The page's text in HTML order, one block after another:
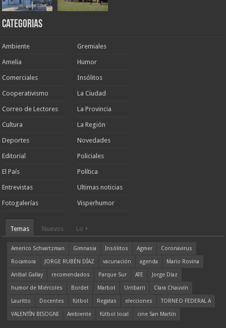
Categorias
Ambiente
Amelia
Comerciales
Cooperativismo
Correo de Lectores
Cultura
Deportes
Editorial
El País
Entrevistas
Fotogalerías
Gremiales
Humor
Insólitos
La Ciudad
La Provincia
La Región
Novedades
Policiales
Política
Ultimas noticias
Visperhumor
Temas Nuevos Lo +
Americo Schvartzman Gimnasia Insólitos Agmer
Coronavirus
Rocamora
JORGE RUBÉN DÍAZ vacunación agenda
Mario Rovina
Aníbal Gallay
recomendados Parque Sur ATE
Jorge Díaz
humor de Miércoles
Bordet Marbot Urribarri
Clara Chauvín
Lauritto
Docentes fútbol Regatas elecciones
TORNEO FEDERAL A
VALENTÍN BISOGNI
Ambiente fútbol local cine San Martín